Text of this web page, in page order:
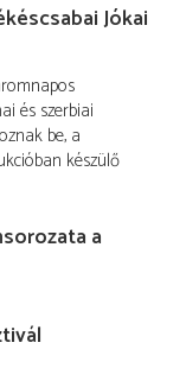
Jókai
és szerbiai
be, a
készülő
a